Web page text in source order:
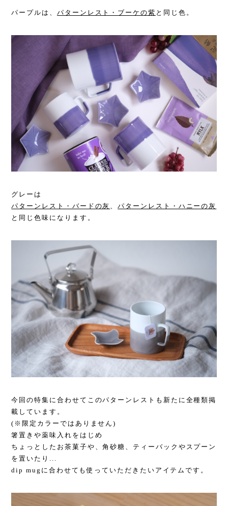
パープルは、 パターンレスト・ブーケの紫 と同じ色。
グレーは
パターンレスト・バードの灰 、パターンレスト・ハニーの灰
と同じ色味になります。
今回の特集に合わせてこのパターンレストも新たに全種類掲
載しています。
(※限定カラーではありません)
箸置きや薬味入れをはじめ
ちょっとしたお茶菓子や、角砂糖、ティーバックやスプーン
を置いたり...
dip mugに合わせても使っていただきたいアイテムです。